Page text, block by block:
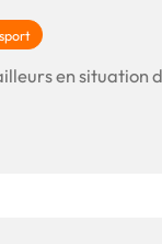
en situation